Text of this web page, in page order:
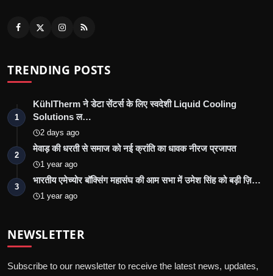
TRENDING POSTS
1
KühlTherm ने डेटा सेंटर्स के लिए स्वदेशी Liquid Cooling
Solutions ल…
2 days ago
2
मेवाड़ की धरती से समाज को नई क्रांति का धावक नीरज प्रजापत
1 year ago
3
भारतीय एमेच्योर बॉक्सिंग महासंघ की आम सभा में उमेश सिंह को बड़ी ज़ि…
1 year ago
NEWSLETTER
Subscribe to our newsletter to receive the latest news, updates,